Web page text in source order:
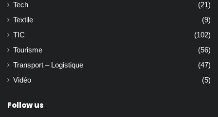
Tech
(21)
Textile
(9)
TIC
(102)
Tourisme
(56)
Transport – Logistique
(47)
Vidéo
(5)
Follow us